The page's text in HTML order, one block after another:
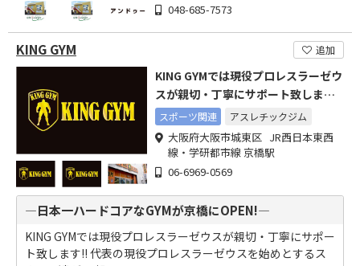
048-685-7573
KING GYM 追加
KING GYMでは現役プロレスラーゼウ
スが親切・丁寧にサポート致しま
す。
スポーツ関連 アスレチックジム
大阪府大阪市城東区 JR西日本東西
線・学研都市線 京橋駅
06-6969-0569
―日本一ハードコアなGYMが京橋にOPEN!―
KING GYMでは現役プロレスラーゼウスが親切・丁寧にサポー
ト致します!! 代表の現役プロレスラーゼウスを始めとするス